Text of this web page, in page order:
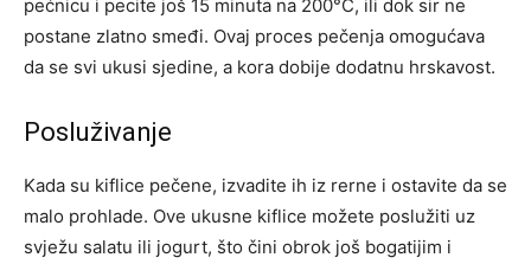
pećnicu i pecite još 15 minuta na 200°C, ili dok sir ne
postane zlatno smeđi. Ovaj proces pečenja omogućava
da se svi ukusi sjedine, a kora dobije dodatnu hrskavost.
Posluživanje
Kada su kiflice pečene, izvadite ih iz rerne i ostavite da se
malo prohlade. Ove ukusne kiflice možete poslužiti uz
svježu salatu ili jogurt, što čini obrok još bogatijim i